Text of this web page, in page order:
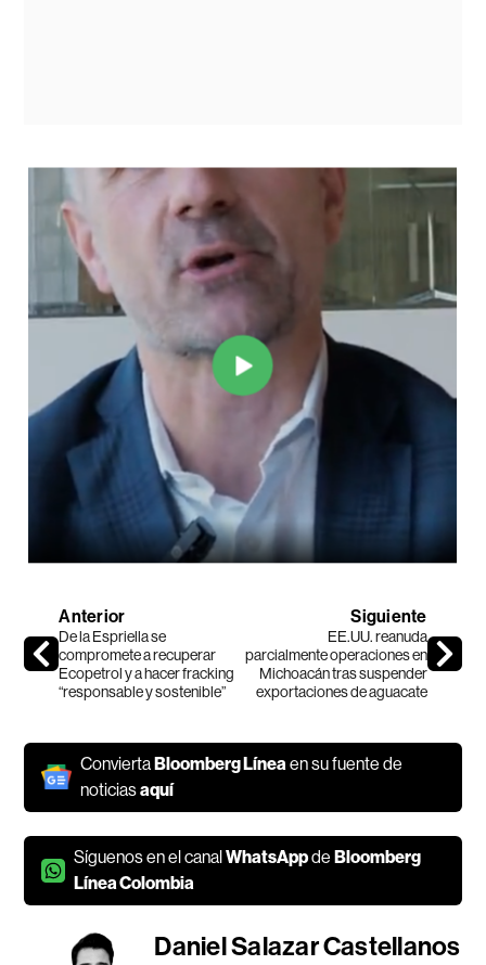
Anterior
De la Espriella se
compromete a recuperar
Ecopetrol y a hacer fracking
“responsable y sostenible”
Siguiente
EE.UU. reanuda
parcialmente operaciones en
Michoacán tras suspender
exportaciones de aguacate
ConviertaBloomberg Líneaen su fuente de
noticiasaquí
Síguenos en el canalWhatsAppdeBloomberg
Línea Colombia
Daniel Salazar Castellanos